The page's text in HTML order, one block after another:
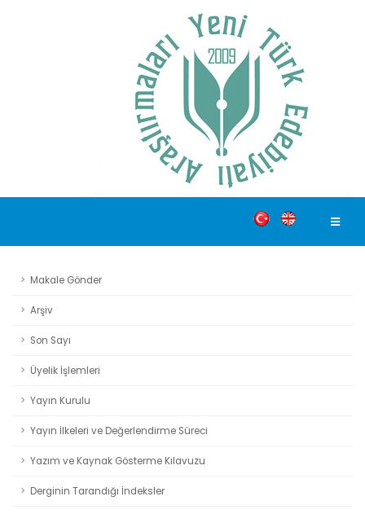
Makale Gönder
Arşiv
Son Sayı
Üyelik İşlemleri
Yayın Kurulu
Yayın İlkeleri ve Değerlendirme Süreci
Yazım ve Kaynak Gösterme Kılavuzu
Derginin Tarandığı İndeksler